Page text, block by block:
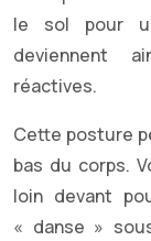
le sol pour
deviennent
réactives.
Cette posture
bas du corps.
loin devant
« danse »